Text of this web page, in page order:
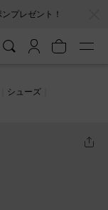
プレゼント！
シューズ